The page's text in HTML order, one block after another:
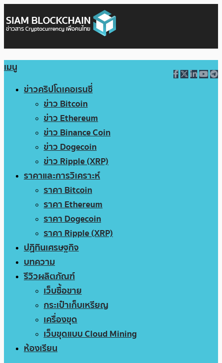
เมนู
ข่าวคริปโตเคอเรนซี่
ข่าว Bitcoin
ข่าว Ethereum
ข่าว Binance Coin
ข่าว Dogecoin
ข่าว Ripple (XRP)
ราคาและการวิเคราะห์
ราคา Bitcoin
ราคา Ethereum
ราคา Dogecoin
ราคา Ripple (XRP)
ปฏิทินเศรษฐกิจ
บทความ
รีวิวผลิตภัณฑ์
เว็บซื้อขาย
กระเป๋าเก็บเหรียญ
เครื่องขุด
เว็บขุดแบบ Cloud Mining
ห้องเรียน